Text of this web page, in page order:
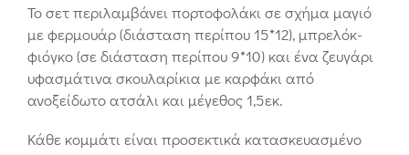
Το σετ περιλαμβάνει πορτοφολάκι σε σχήμα μαγιό
με φερμουάρ (διάσταση περίπου 15*12), μπρελόκ-
φιόγκο (σε διάσταση περίπου 9*10) και ένα ζευγάρι
υφασμάτινα σκουλαρίκια με καρφάκι από
ανοξείδωτο ατσάλι και μέγεθος 1,5εκ.
Κάθε κομμάτι είναι προσεκτικά κατασκευασμένο